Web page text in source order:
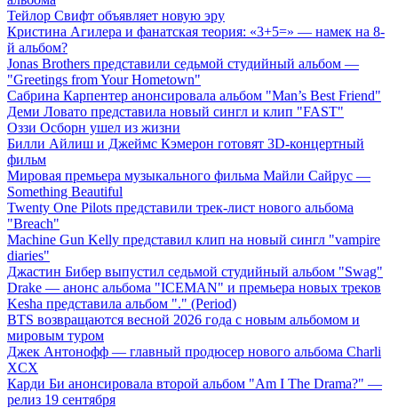
Тейлор Свифт объявляет новую эру
Кристина Агилера и фанатская теория: «3+5=» — намек на 8-
й альбом?
Jonas Brothers представили седьмой студийный альбом —
"Greetings from Your Hometown"
Сабрина Карпентер анонсировала альбом "Man’s Best Friend"
Деми Ловато представила новый сингл и клип "FAST"
Оззи Осборн ушел из жизни
Билли Айлиш и Джеймс Кэмерон готовят 3D-концертный
фильм
Мировая премьера музыкального фильма Майли Сайрус —
Something Beautiful
Twenty One Pilots представили трек-лист нового альбома
"Breach"
Machine Gun Kelly представил клип на новый сингл "vampire
diaries"
Джастин Бибер выпустил седьмой студийный альбом "Swag"
Drake — анонс альбома "ICEMAN" и премьера новых треков
Kesha представила альбом "." (Period)
BTS возвращаются весной 2026 года с новым альбомом и
мировым туром
Джек Антонофф — главный продюсер нового альбома Charli
XCX
Карди Би анонсировала второй альбом "Am I The Drama?" —
релиз 19 сентября